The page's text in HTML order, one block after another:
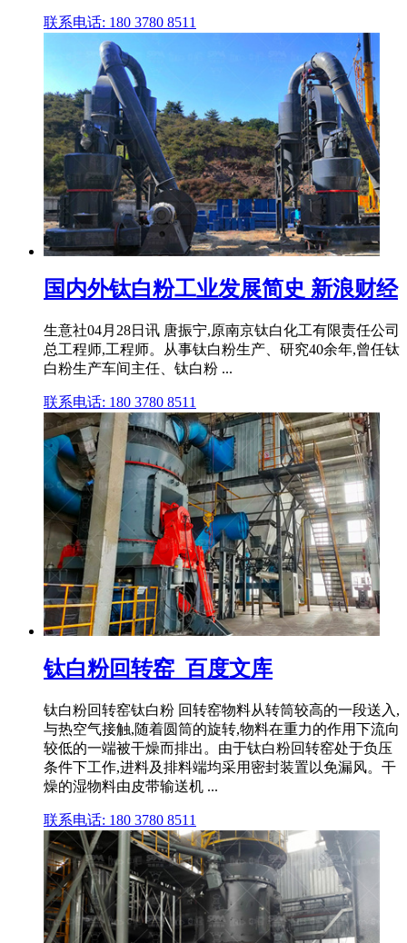
联系电话: 180 3780 8511
国内外钛白粉工业发展简史 新浪财经
生意社04月28日讯 唐振宁,原南京钛白化工有限责任公司
总工程师,工程师。从事钛白粉生产、研究40余年,曾任钛
白粉生产车间主任、钛白粉 ...
联系电话: 180 3780 8511
钛白粉回转窑_百度文库
钛白粉回转窑钛白粉 回转窑物料从转筒较高的一段送入,
与热空气接触,随着圆筒的旋转,物料在重力的作用下流向
较低的一端被干燥而排出。由于钛白粉回转窑处于负压
条件下工作,进料及排料端均采用密封装置以免漏风。干
燥的湿物料由皮带输送机 ...
联系电话: 180 3780 8511